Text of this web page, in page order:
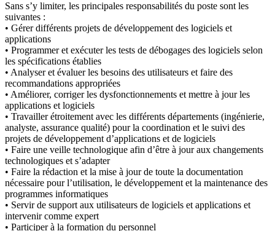
Sans s’y limiter, les principales responsabilités du poste sont les
suivantes :
• Gérer différents projets de développement des logiciels et
applications
• Programmer et exécuter les tests de débogages des logiciels selon
les spécifications établies
• Analyser et évaluer les besoins des utilisateurs et faire des
recommandations appropriées
• Améliorer, corriger les dysfonctionnements et mettre à jour les
applications et logiciels
• Travailler étroitement avec les différents départements (ingénierie,
analyste, assurance qualité) pour la coordination et le suivi des
projets de développement d’applications et de logiciels
• Faire une veille technologique afin d’être à jour aux changements
technologiques et s’adapter
• Faire la rédaction et la mise à jour de toute la documentation
nécessaire pour l’utilisation, le développement et la maintenance des
programmes informatiques
• Servir de support aux utilisateurs de logiciels et applications et
intervenir comme expert
• Participer à la formation du personnel